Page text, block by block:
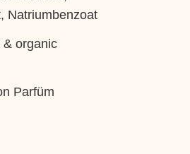
Natriumbenzoat
organic
Parfüm